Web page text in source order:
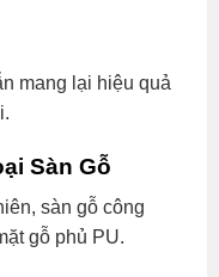
mang lại hiệu quả
Sàn Gỗ
sàn gỗ công
gỗ phủ PU.